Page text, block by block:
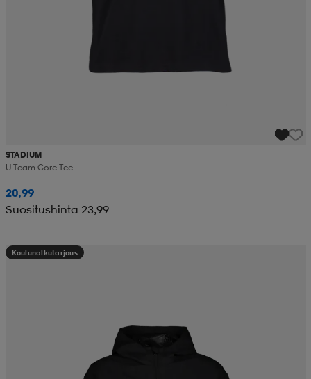
STADIUM
U Team Core Tee
20,99
Suositushinta 23,99
Koulunalkutarjous